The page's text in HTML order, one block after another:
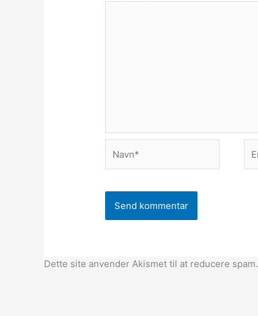
Dette site anvender Akismet til at reducere spam.